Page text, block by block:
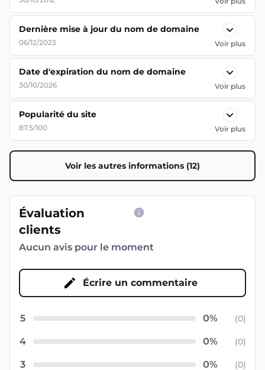
Dernière mise à jour du nom de domaine
06/12/2023 Voir plus
Date d'expiration du nom de domaine
30/10/2026 Voir plus
Popularité du site
87.5/100 Voir plus
Voir les autres informations (12)
Évaluation
clients
Aucun avis pour le moment
Écrire un commentaire
5 (0)
4 (0)
3 (0)